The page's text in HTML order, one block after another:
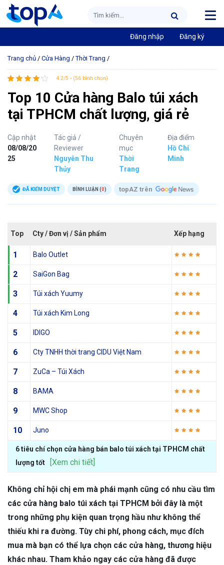
Đăng nhập Đăng ký
Trang chủ / Cửa Hàng /Thời Trang /
4.2/5 - (56 bình chọn)
Top 10 Cửa hàng Balo túi xách
tại TPHCM chất lượng, giá rẻ
Cập nhật
08/08/20
25
Tác giả /
Reviewer
Nguyễn Thu
Thủy
Chuyên
mục
Thời
Trang
Địa điểm
Hồ Chí
Minh
ĐÃ KIỂM DUYỆT BÌNH LUẬN (0) topAZ trên
Top Cty / Đơn vị / Sản phẩm Xếp hạng
1 Balo Outlet
2 SaiGon Bag
3 Túi xách Yuumy
4 Túi xách Kim Long
5 IDIGO
6 Cty TNHH thời trang CIDU Việt Nam
7 ZuCa – Túi Xách
8 BAMA
9 MWC Shop
10 Juno
6 tiêu chí chọn cửa hàng bán balo túi xách tại TPHCM chất
lượng tốt
[Xem chi tiết]
Không chỉ hội chị em mà phái mạnh cũng có nhu cầu tìm
các cửa hàng balo túi xách tại TPHCM bởi đây là một
trong những phụ kiện quan trọng hầu như không thể
thiếu khi ra đường. Tùy chi phí, phong cách, mục đích
mua mà bạn có thể lựa chọn các cửa hàng, thương hiệu
khác nhau. Tham khảo ngay các cửa hàng đã được